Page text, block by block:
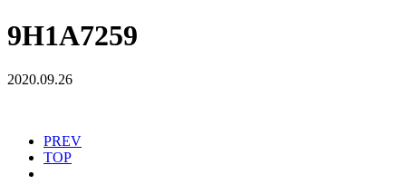
9H1A7259
2020.09.26
PREV
TOP